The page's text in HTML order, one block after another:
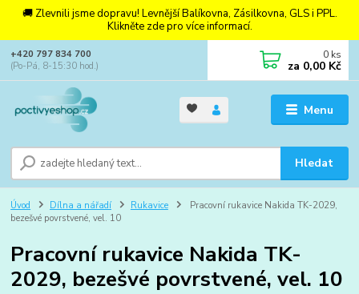
🚚 Zlevnili jsme dopravu! Levnější Balíkovna, Zásilkovna, GLS i PPL.
Klikněte zde pro více informací.
Menu
Hledat
+420 797 834 700
(Po-Pá, 8-15:30 hod.)
0 ks
za 0,00 Kč
Úvod Dílna a nářadí Rukavice
Pracovní rukavice Nakida TK-2029,
bezešvé povrstvené, vel. 10
Pracovní rukavice Nakida TK-
2029, bezešvé povrstvené, vel. 10